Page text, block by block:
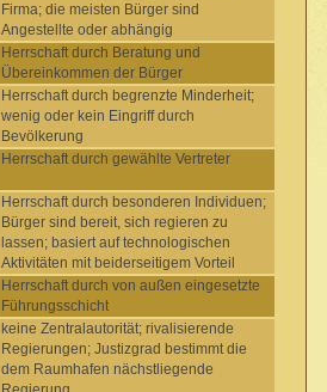
Firma; die meisten Bürger sind
Angestellte oder abhängig
Herrschaft durch Beratung und
Übereinkommen der Bürger
Herrschaft durch begrenzte Minderheit;
wenig oder kein Eingriff durch
Bevölkerung
Herrschaft durch gewählte Vertreter
Herrschaft durch besonderen Individuen;
Bürger sind bereit, sich regieren zu
lassen; basiert auf technologischen
Aktivitäten mit beiderseitigem Vorteil
Herrschaft durch von außen eingesetzte
Führungsschicht
keine Zentralautorität; rivalisierende
Regierungen; Justizgrad bestimmt die
dem Raumhafen nächstliegende